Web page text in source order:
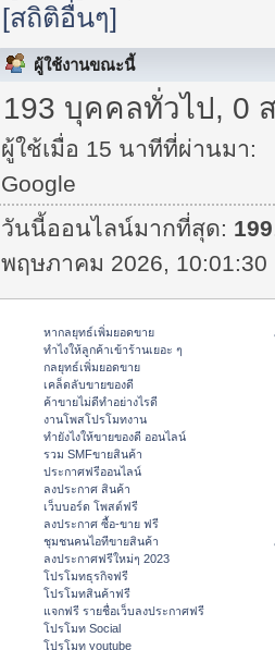
[สถิติอื่นๆ]
ผู้ใช้งานขณะนี้
193 บุคคลทั่วไป, 0
ผู้ใช้เมื่อ 15 นาทีที่ผ่านมา:
Google
วันนี้ออนไลน์มากที่สุด: 199
พฤษภาคม 2026, 10:01:30
หากลยุทธ์เพิ่มยอดขาย
ทําไงให้ลูกค้าเข้าร้านเยอะ ๆ
กลยุทธ์เพิ่มยอดขาย
เคล็ดลับขายของดี
ค้าขายไม่ดีทำอย่างไรดี
งานโพสโปรโมทงาน
ทํายังไงให้ขายของดี ออนไลน์
รวม SMFขายสินค้า
ประกาศฟรีออนไลน์
ลงประกาศ สินค้า
เว็บบอร์ด โพสต์ฟรี
ลงประกาศ ซื้อ-ขาย ฟรี
ชุมชนคนไอทีขายสินค้า
ลงประกาศฟรีใหม่ๆ 2023
โปรโมทธุรกิจฟรี
โปรโมทสินค้าฟรี
แจกฟรี รายชื่อเว็บลงประกาศฟรี
โปรโมท Social
โปรโมท youtube